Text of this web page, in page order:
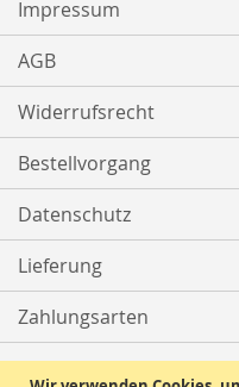
Impressum
AGB
Widerrufsrecht
Bestellvorgang
Datenschutz
Lieferung
Zahlungsarten
Kontakt